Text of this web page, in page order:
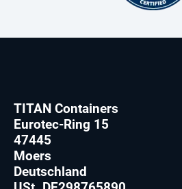
TITAN Containers
Eurotec-Ring 15
47445
Moers
Deutschland